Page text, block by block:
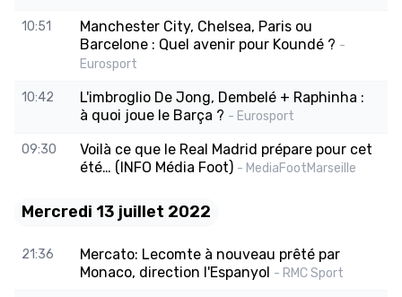
10:51
Manchester City, Chelsea, Paris ou
Barcelone : Quel avenir pour Koundé ? -
Eurosport
10:42
L'imbroglio De Jong, Dembelé + Raphinha :
à quoi joue le Barça ? - Eurosport
09:30
Voilà ce que le Real Madrid prépare pour cet
été… (INFO Média Foot) - MediaFootMarseille
Mercredi 13 juillet 2022
21:36
Mercato: Lecomte à nouveau prêté par
Monaco, direction l'Espanyol - RMC Sport